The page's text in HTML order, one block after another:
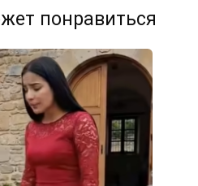
понравиться